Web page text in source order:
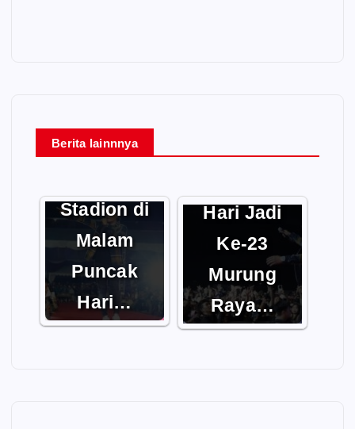
Berita lainnnya
Warga
Stadion di
Malam
Puncak
Hari…
Puncak
Hari Jadi
Ke-23
Murung
Raya…